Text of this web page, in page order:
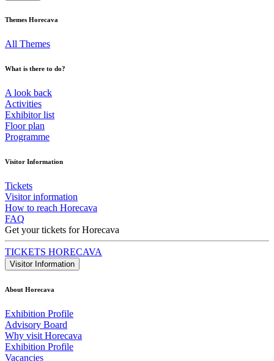
Themes Horecava
All Themes
What is there to do?
A look back
Activities
Exhibitor list
Floor plan
Programme
Visitor Information
Tickets
Visitor information
How to reach Horecava
FAQ
Get your tickets for Horecava
TICKETS HORECAVA
Visitor Information
About Horecava
Exhibition Profile
Advisory Board
Why visit Horecava
Exhibition Profile
Vacancies